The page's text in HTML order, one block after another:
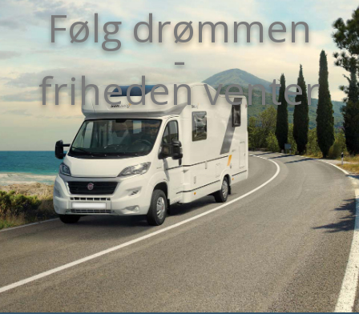
Følg drømmen
-
friheden venter